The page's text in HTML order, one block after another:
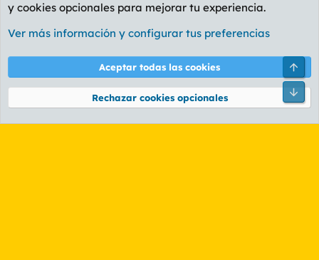
Etiquetas
Cookies
PL OLDSTYLE AMARILLO
Términos y reglas Política de privacidad Ayuda
Community platform by XenForo® © 2010-2026 XenForo Ltd.
y cookies opcionales para mejorar tu experiencia.
Ver más información y configurar tus preferencias
Aceptar todas las cookies
Rechazar cookies opcionales
Pie